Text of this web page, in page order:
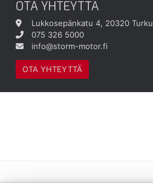
OTA YHTEYTTÄ
Lukkosepänkatu 4, 20320 Turku
075 326 5000
info@storm-motor.fi
OTA YHTEYTTÄ